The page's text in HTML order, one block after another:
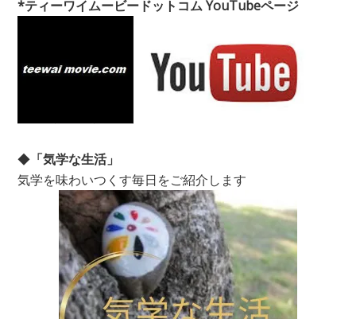
*ティーワイムービードットコム YouTubeページ
◆ 「気学な生活」
気学を味わいつくす毎日をご紹介します